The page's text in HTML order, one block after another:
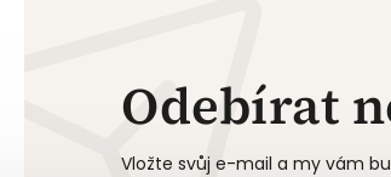
Odebírat
Vložte svůj e-mail a my vám